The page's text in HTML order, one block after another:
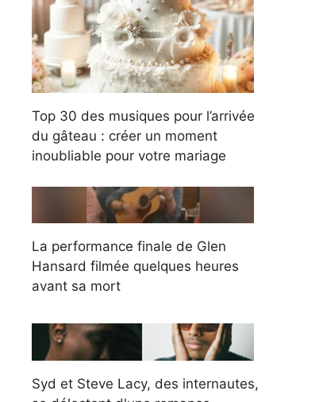
Top 30 des musiques pour l’arrivée
du gâteau : créer un moment
inoubliable pour votre mariage
La performance finale de Glen
Hansard filmée quelques heures
avant sa mort
Syd et Steve Lacy, des internautes,